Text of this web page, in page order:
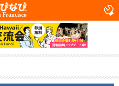
Francisco